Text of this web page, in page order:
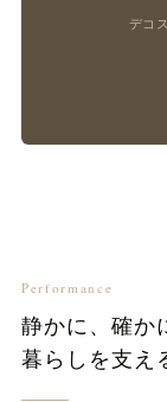
デコ
Performance
静かに、確か
暮らしを支え